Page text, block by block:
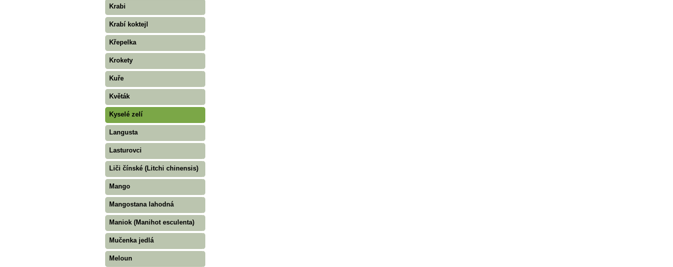
Krabi
Krabí koktejl
Křepelka
Krokety
Kuře
Květák
Kyselé zelí
Langusta
Lasturovci
Liči čínské (Litchi chinensis)
Mango
Mangostana lahodná
Maniok (Manihot esculenta)
Mučenka jedlá
Meloun